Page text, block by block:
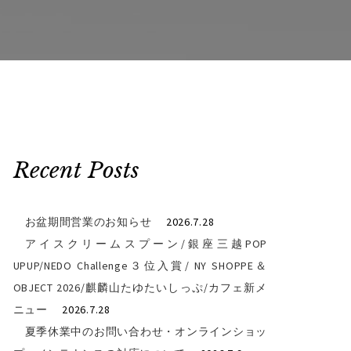
Recent Posts
お盆期間営業のお知らせ
2026.7.28
アイスクリームスプーン/銀座三越POP
UPUP/NEDO Challenge３位入賞/ NY SHOPPE＆
OBJECT 2026/麒麟山たゆたいしっぷ/カフェ新メ
ニュー
2026.7.28
夏季休業中のお問い合わせ・オンラインショッ